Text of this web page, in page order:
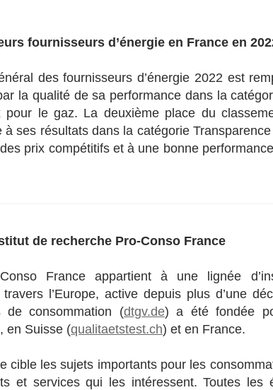
fournisseurs d’énergie en France en
des fournisseurs d’énergie 2022 est
la qualité de sa performance dans la
le gaz. La deuxième place du
à ses résultats dans la catégorie
prix compétitifs et à une bonne
de recherche Pro-Conso France
France appartient à une lignée
l’Europe, active depuis plus d’une
de consommation (dtgv.de) a été fondée
en Suisse (qualitaetstest.ch) et en France.
cible les sujets importants pour les
et services qui les intéressent. Toutes les